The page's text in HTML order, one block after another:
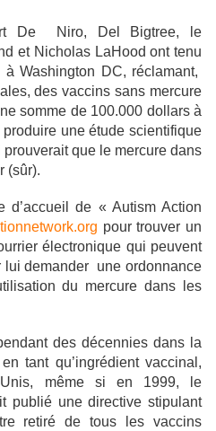
De Niro, Del Bigtree, le
et Nicholas LaHood ont tenu
Washington DC, réclamant,
des vaccins sans mercure
somme de 100.000 dollars à
une étude scientifique
que le mercure dans
(sûr).
d’accueil de « Autism Action
pour trouver un
électronique qui peuvent
lui demander une ordonnance
du mercure dans les
des décennies dans la
tant qu’ingrédient vaccinal,
même si en 1999, le
publié une directive stipulant
retiré de tous les vaccins